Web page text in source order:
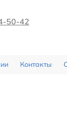
50-42
Контакты